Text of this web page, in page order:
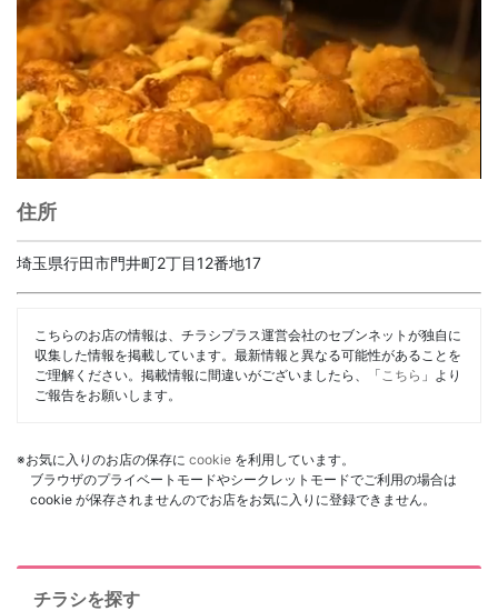
住所
埼玉県行田市門井町2丁目12番地17
こちらのお店の情報は、チラシプラス運営会社のセブンネットが独自に
収集した情報を掲載しています。最新情報と異なる可能性があることを
ご理解ください。掲載情報に間違いがございましたら、「 こちら 」より
ご報告をお願いします。
※お気に入りのお店の保存に cookie を利用しています。
ブラウザのプライベートモードやシークレットモードでご利用の場合は
cookie が保存されませんのでお店をお気に入りに登録できません。
チラシを探す